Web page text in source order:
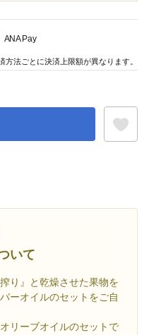
いて
り』と乾燥させた果物を
ーオイルのセットをご自
リーブオイルのセットで
ANA Pay
方法ごとに決済上限額が異なります。